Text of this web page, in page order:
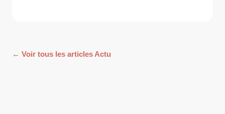
← Voir tous les articles Actu